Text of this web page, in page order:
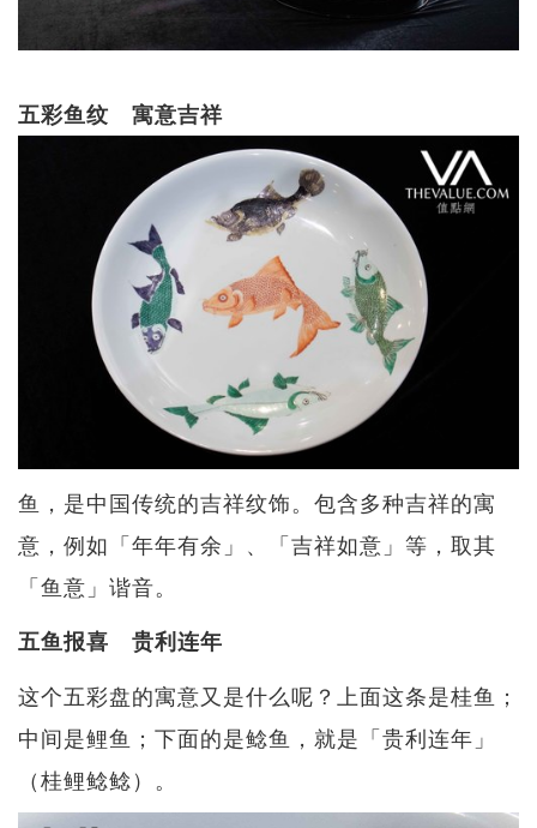
五彩鱼纹 寓意吉祥
鱼，是中国传统的吉祥纹饰。包含多种吉祥的寓
意，例如「年年有余」、「吉祥如意」等，取其
「鱼意」谐音。
五鱼报喜 贵利连年
这个五彩盘的寓意又是什么呢？上面这条是桂鱼；
中间是鲤鱼；下面的是鲶鱼，就是「贵利连年」
（桂鲤鲶鲶）。